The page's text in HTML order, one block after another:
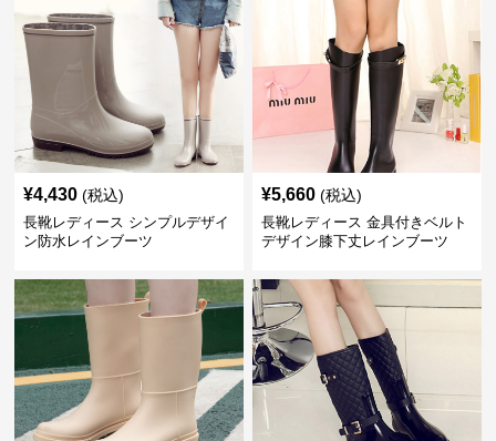
¥4,430 (税込)
長靴レディース シンプルデザイ
ン防水レインブーツ
¥5,660 (税込)
長靴レディース 金具付きベルト
デザイン膝下丈レインブーツ